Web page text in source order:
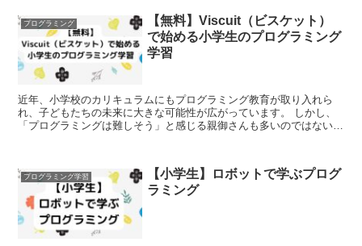
プログラミング
【無料】Viscuit（ビスケット）
で始める小学生のプログラミング
学習
近年、小学校のカリキュラムにもプログラミング教育が取り入れら
れ、子どもたちの未来に大きな可能性が広がっています。 しかし、
「プログラミングは難しそう」と感じる親御さんも多いのではないで
プログラミング学習
【小学生】ロボットで学ぶプログ
ラミング